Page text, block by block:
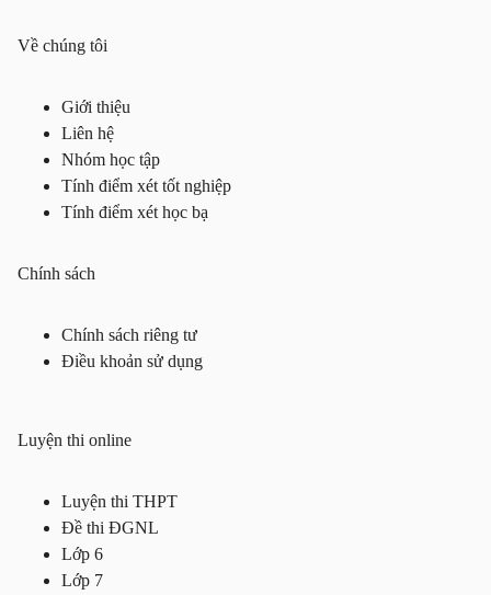
Về chúng tôi
Giới thiệu
Liên hệ
Nhóm học tập
Tính điểm xét tốt nghiệp
Tính điểm xét học bạ
Chính sách
Chính sách riêng tư
Điều khoản sử dụng
Luyện thi online
Luyện thi THPT
Đề thi ĐGNL
Lớp 6
Lớp 7